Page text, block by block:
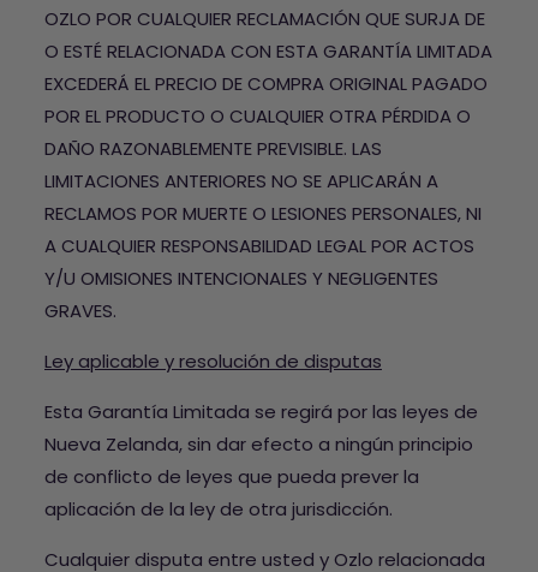
OZLO POR CUALQUIER RECLAMACIÓN QUE SURJA DE
O ESTÉ RELACIONADA CON ESTA GARANTÍA LIMITADA
EXCEDERÁ EL PRECIO DE COMPRA ORIGINAL PAGADO
POR EL PRODUCTO O CUALQUIER OTRA PÉRDIDA O
DAÑO RAZONABLEMENTE PREVISIBLE. LAS
LIMITACIONES ANTERIORES NO SE APLICARÁN A
RECLAMOS POR MUERTE O LESIONES PERSONALES, NI
A CUALQUIER RESPONSABILIDAD LEGAL POR ACTOS
Y/U OMISIONES INTENCIONALES Y NEGLIGENTES
GRAVES.
Ley aplicable y resolución de disputas
Esta Garantía Limitada se regirá por las leyes de
Nueva Zelanda, sin dar efecto a ningún principio
de conflicto de leyes que pueda prever la
aplicación de la ley de otra jurisdicción.
Cualquier disputa entre usted y Ozlo relacionada